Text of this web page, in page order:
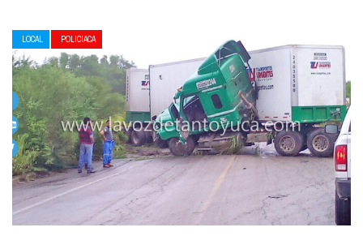
LOCAL POLICIACA